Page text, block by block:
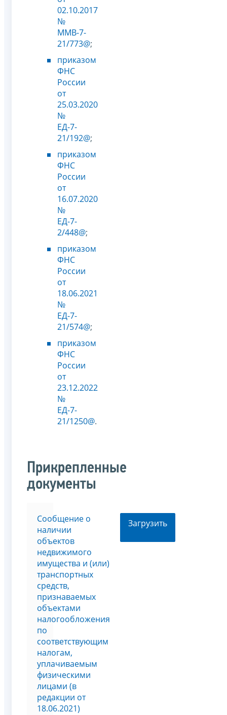
02.10.2017
№
ММВ-7-
21/773@;
приказом
ФНС
России
от
25.03.2020
№
ЕД-7-
21/192@;
приказом
ФНС
России
от
16.07.2020
№
ЕД-7-
2/448@;
приказом
ФНС
России
от
18.06.2021
№
ЕД-7-
21/574@;
приказом
ФНС
России
от
23.12.2022
№
ЕД-7-
21/1250@.
Прикрепленные
документы
Сообщение о
наличии
объектов
недвижимого
имущества и (или)
транспортных
средств,
признаваемых
объектами
налогообложения
по
соответствующим
налогам,
уплачиваемым
физическими
лицами (в
редакции от
18.06.2021)
Загрузить